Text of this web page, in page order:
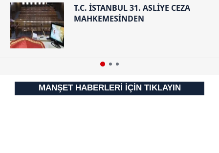
Sizlere daha iyi bir hizmet sunabilmek için İnternet
Sitemizde kendimize ve üçüncü kişilere ait çerezler
kullanılmaktadır. Bu çerezler vasıtasıyla çeşitli kişisel
verileriniz işlenmekte olup gerekli olan çerezler bilgi
kullanılmaktadır. Diğer çerezler, sitemizin daha işlevsel
reklam/pazarlama faaliyetlerinin yapılması, amaçlarıyla
T.C. İSTANBUL 31. ASLİYE CEZA
MAHKEMESİNDEN
MANŞET HABERLERİ İÇİN TIKLAYIN